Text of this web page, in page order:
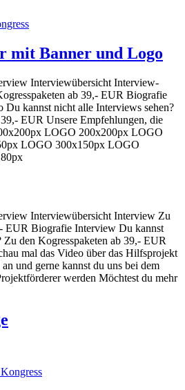
mit Banner und Logo
Interviewübersicht Interview-
ab 39,- EUR Biografie
kannst nicht alle Interviews sehen?
EUR Unsere Empfehlungen, die
LOGO 200x200px LOGO
LOGO 300x150px LOGO
Interviewübersicht Interview Zu
EUR Biografie Interview Du kannst
den Kogresspaketen ab 39,- EUR
mal das Video über das Hilfsprojekt
und gerne kannst du uns bei dem
werden Möchtest du mehr